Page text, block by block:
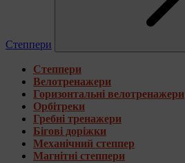
Степпери
Степпери
Велотренажери
Горизонтальні велотренажери
Орбітреки
Гребні тренажери
Бігові доріжки
Механічний степпер
Магнітні степпери